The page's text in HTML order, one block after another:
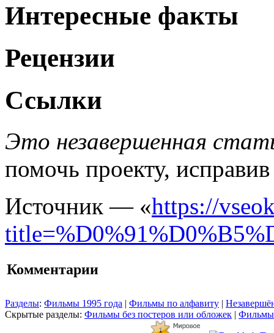
Интересные факты
Рецензии
Ссылки
Это незавершенная
помочь проекту,
Источник — «https://
Комментарии
Разделы: Фильмы 1995 года | Фильмы по алфавиту |
Скрытые разделы: Фильмы без постеров или обложек | Фильмы